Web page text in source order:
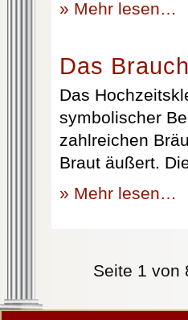
» Mehr lesen…
Das
Das
symbolischer
zahlreichen
Braut äußert.
» Mehr lesen…
Seite 1 von